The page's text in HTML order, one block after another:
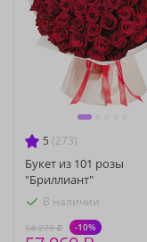
5 (273)
Букет из 101 розы
"Бриллиант"
В наличии
64 270 ₽ -10%